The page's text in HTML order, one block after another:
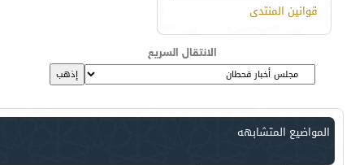
قوانين المنتدى
الانتقال السريع
المواضيع المتشابهه